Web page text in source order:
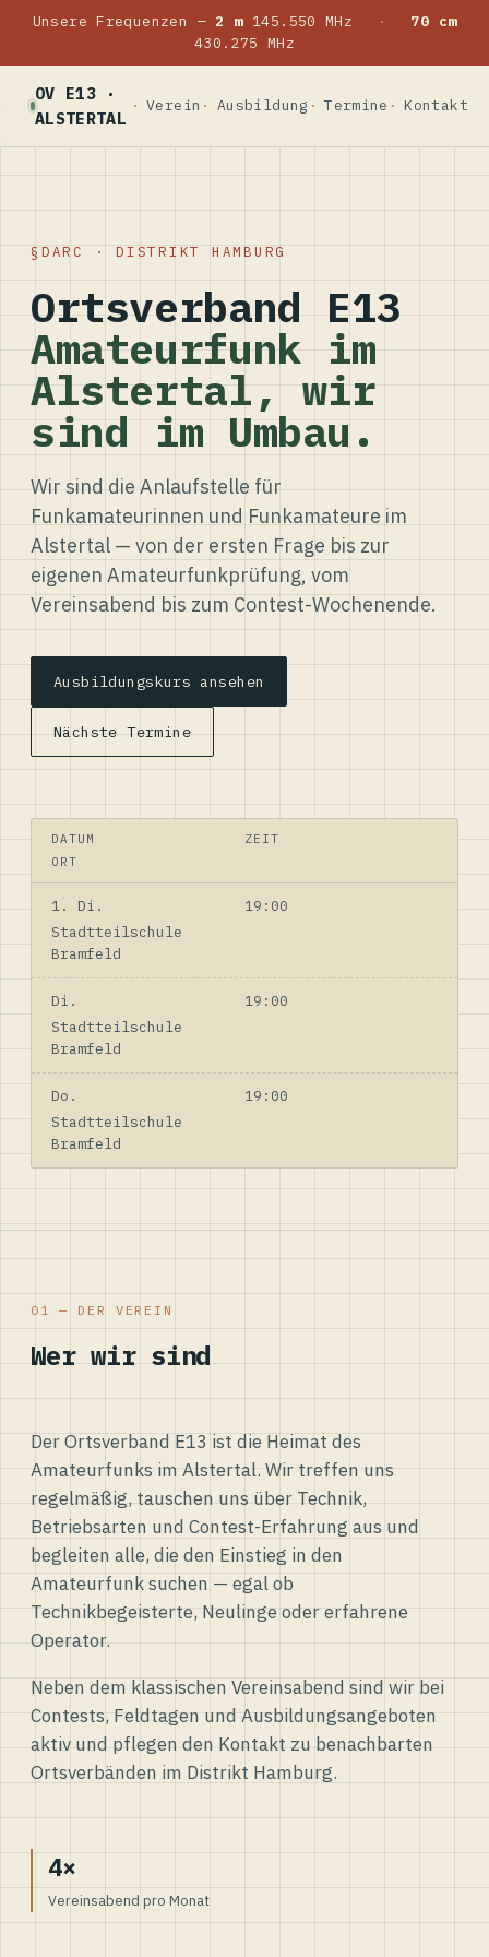
Unsere Frequenzen — 2 m145.550 MHz ·
70 cm
430.275 MHz
OV E13 ·
ALSTERTAL
Verein Ausbildung Termine Kontakt
DARC · DISTRIKT HAMBURG
Ortsverband E13
Amateurfunk im
Alstertal, wir
sind im Umbau.
Wir sind die Anlaufstelle für
Funkamateurinnen und Funkamateure im
Alstertal — von der ersten Frage bis zur
eigenen Amateurfunkprüfung, vom
Vereinsabend bis zum Contest-Wochenende.
Ausbildungskurs ansehen
Nächste Termine
DATUM
ZEIT
ORT
1. Di.
19:00
Stadtteilschule
Bramfeld
Di.
19:00
Stadtteilschule
Bramfeld
Do.
19:00
Stadtteilschule
Bramfeld
01 — DER VEREIN
Wer wir sind
Der Ortsverband E13 ist die Heimat des
Amateurfunks im Alstertal. Wir treffen uns
regelmäßig, tauschen uns über Technik,
Betriebsarten und Contest-Erfahrung aus und
begleiten alle, die den Einstieg in den
Amateurfunk suchen — egal ob
Technikbegeisterte, Neulinge oder erfahrene
Operator.
Neben dem klassischen Vereinsabend sind wir bei
Contests, Feldtagen und Ausbildungsangeboten
aktiv und pflegen den Kontakt zu benachbarten
Ortsverbänden im Distrikt Hamburg.
4×
Vereinsabend pro Monat